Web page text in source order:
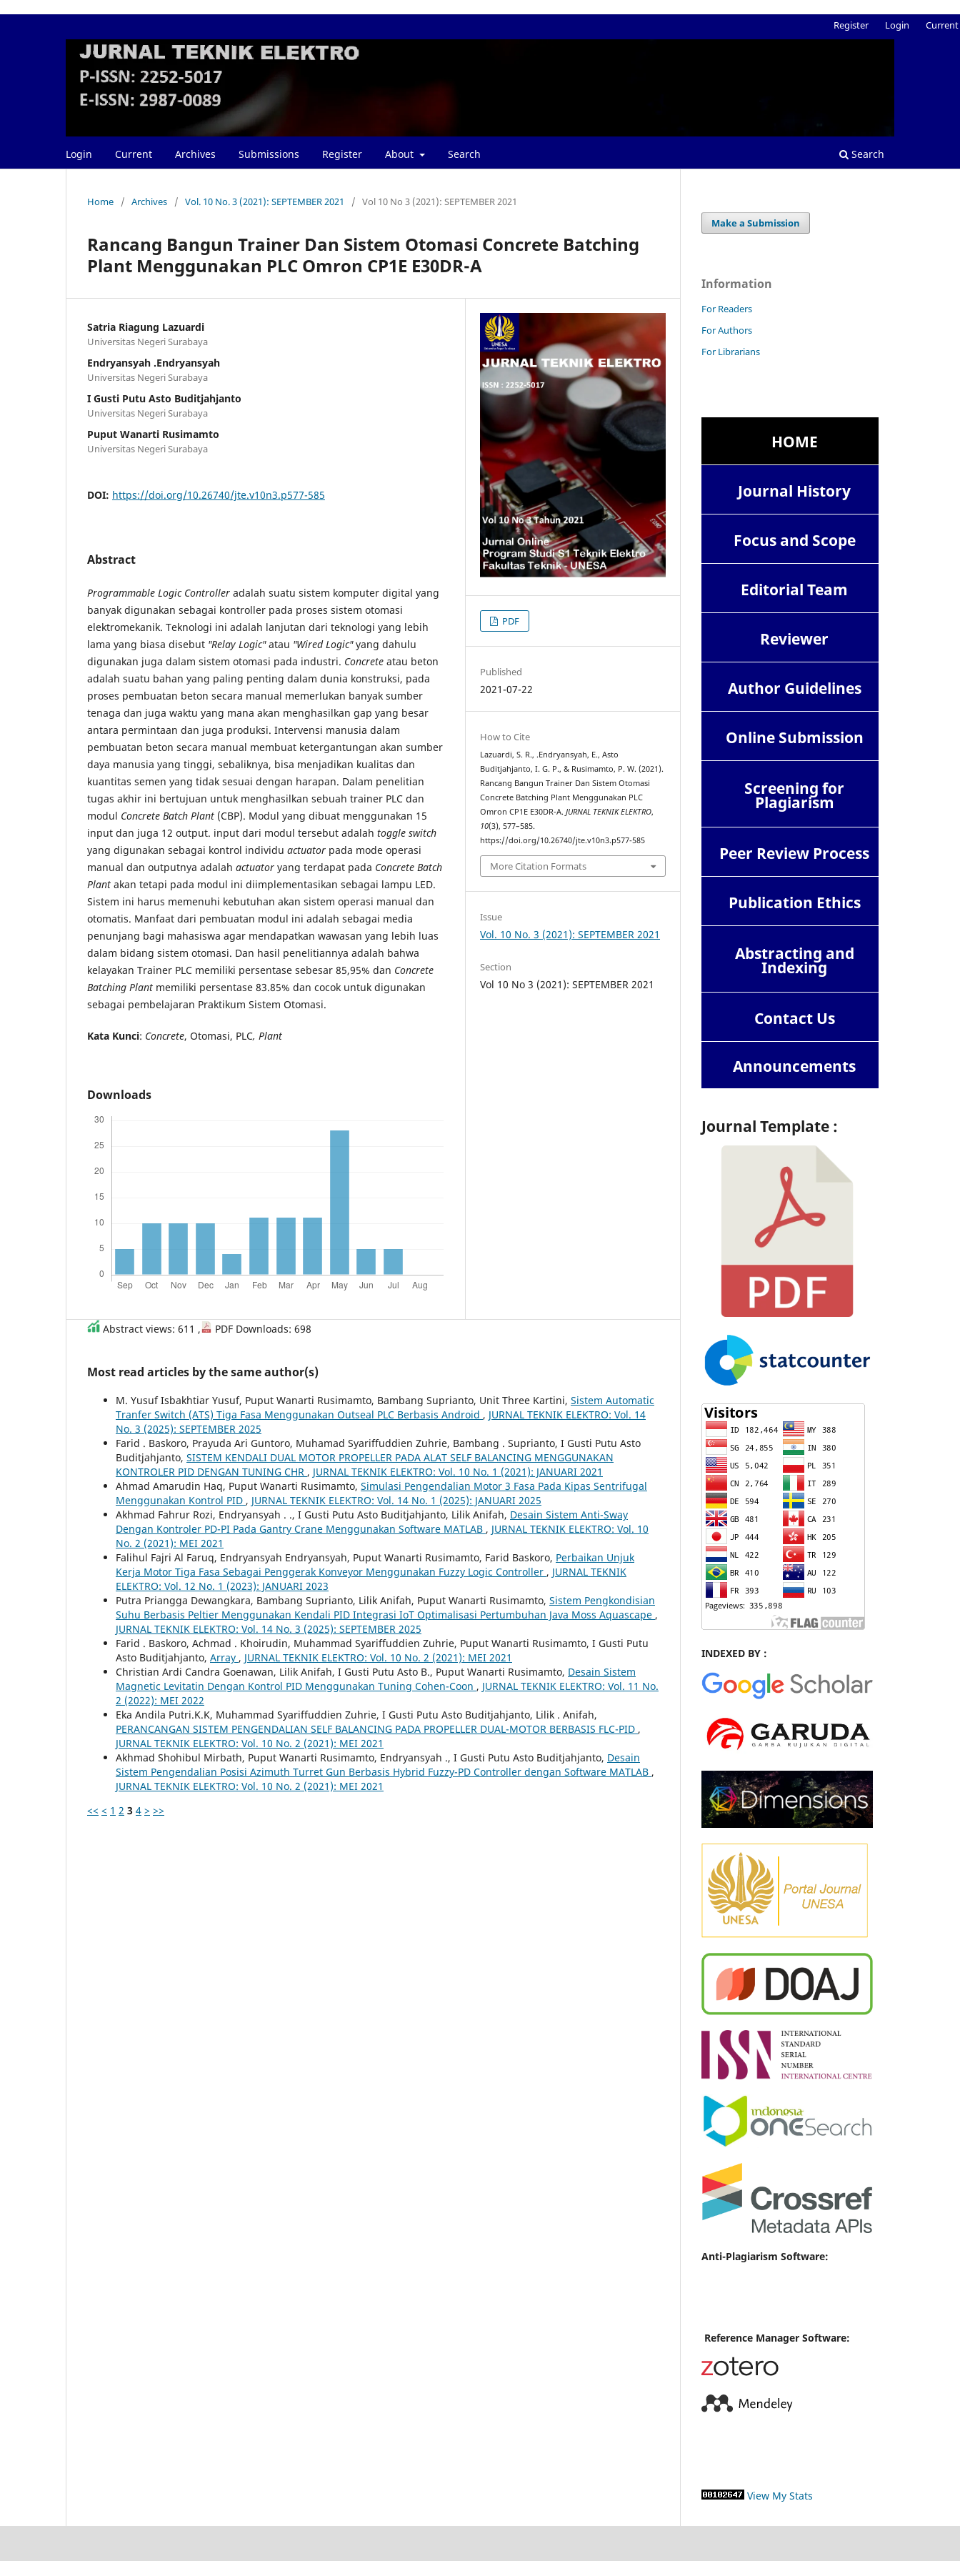
Login Current Archives Submissions Register About Search Search
Register Login Current
Home / Archives / Vol. 10 No. 3 (2021): SEPTEMBER 2021 / Vol 10 No 3 (2021): SEPTEMBER 2021
Rancang Bangun Trainer Dan Sistem Otomasi Concrete Batching
Plant Menggunakan PLC Omron CP1E E30DR-A
Satria Riagung Lazuardi
Universitas Negeri Surabaya
Endryansyah .Endryansyah
Universitas Negeri Surabaya
I Gusti Putu Asto Buditjahjanto
Universitas Negeri Surabaya
Puput Wanarti Rusimamto
Universitas Negeri Surabaya
DOI: https://doi.org/10.26740/jte.v10n3.p577-585
Abstract
Programmable Logic Controller adalah suatu sistem komputer digital yang
banyak digunakan sebagai kontroller pada proses sistem otomasi
elektromekanik. Teknologi ini adalah lanjutan dari teknologi yang lebih
lama yang biasa disebut "Relay Logic"atau "Wired Logic"yang dahulu
digunakan juga dalam sistem otomasi pada industri. Concrete atau beton
adalah suatu bahan yang paling penting dalam dunia konstruksi, pada
proses pembuatan beton secara manual memerlukan banyak sumber
tenaga dan juga waktu yang mana akan menghasilkan gap yang besar
antara permintaan dan juga produksi. Intervensi manusia dalam
pembuatan beton secara manual membuat ketergantungan akan sumber
daya manusia yang tinggi, sebaliknya, bisa menjadikan kualitas dan
kuantitas semen yang tidak sesuai dengan harapan. Dalam penelitian
tugas akhir ini bertujuan untuk menghasilkan sebuah trainer PLC dan
modul Concrete Batch Plant (CBP). Modul yang dibuat menggunakan 15
input dan juga 12 output. input dari modul tersebut adalah toggle switch
yang digunakan sebagai kontrol individu actuator pada mode operasi
manual dan outputnya adalah actuator yang terdapat pada Concrete Batch
Plant akan tetapi pada modul ini diimplementasikan sebagai lampu LED.
Sistem ini harus memenuhi kebutuhan akan sistem operasi manual dan
otomatis. Manfaat dari pembuatan modul ini adalah sebagai media
penunjang bagi mahasiswa agar mendapatkan wawasan yang lebih luas
dalam bidang sistem otomasi. Dan hasil penelitiannya adalah bahwa
kelayakan Trainer PLC memiliki persentase sebesar 85,95% dan Concrete
Batching Plant memiliki persentase 83.85% dan cocok untuk digunakan
sebagai pembelajaran Praktikum Sistem Otomasi.
Kata Kunci: Concrete, Otomasi, PLC, Plant
Downloads
PDF
Published
2021-07-22
How to Cite
Lazuardi, S. R., .Endryansyah, E., Asto
Buditjahjanto, I. G. P., & Rusimamto, P. W. (2021).
Rancang Bangun Trainer Dan Sistem Otomasi
Concrete Batching Plant Menggunakan PLC
Omron CP1E E30DR-A.JURNAL TEKNIK ELEKTRO,
10(3), 577–585.
https://doi.org/10.26740/jte.v10n3.p577-585
More Citation Formats
Issue
Vol. 10 No. 3 (2021): SEPTEMBER 2021
Section
Vol 10 No 3 (2021): SEPTEMBER 2021
Abstract views: 611 , PDF Downloads: 698
Most read articles by the same author(s)
M. Yusuf Isbakhtiar Yusuf, Puput Wanarti Rusimamto, Bambang Suprianto, Unit Three Kartini, Sistem Automatic
Tranfer Switch (ATS) Tiga Fasa Menggunakan Outseal PLC Berbasis Android , JURNAL TEKNIK ELEKTRO: Vol. 14
No. 3 (2025): SEPTEMBER 2025
Farid . Baskoro, Prayuda Ari Guntoro, Muhamad Syariffuddien Zuhrie, Bambang . Suprianto, I Gusti Putu Asto
Buditjahjanto, SISTEM KENDALI DUAL MOTOR PROPELLER PADA ALAT SELF BALANCING MENGGUNAKAN
KONTROLER PID DENGAN TUNING CHR , JURNAL TEKNIK ELEKTRO: Vol. 10 No. 1 (2021): JANUARI 2021
Ahmad Amarudin Haq, Puput Wanarti Rusimamto, Simulasi Pengendalian Motor 3 Fasa Pada Kipas Sentrifugal
Menggunakan Kontrol PID , JURNAL TEKNIK ELEKTRO: Vol. 14 No. 1 (2025): JANUARI 2025
Akhmad Fahrur Rozi, Endryansyah . ., I Gusti Putu Asto Buditjahjanto, Lilik Anifah, Desain Sistem Anti-Sway
Dengan Kontroler PD-PI Pada Gantry Crane Menggunakan Software MATLAB , JURNAL TEKNIK ELEKTRO: Vol. 10
No. 2 (2021): MEI 2021
Falihul Fajri Al Faruq, Endryansyah Endryansyah, Puput Wanarti Rusimamto, Farid Baskoro, Perbaikan Unjuk
Kerja Motor Tiga Fasa Sebagai Penggerak Konveyor Menggunakan Fuzzy Logic Controller , JURNAL TEKNIK
ELEKTRO: Vol. 12 No. 1 (2023): JANUARI 2023
Putra Priangga Dewangkara, Bambang Suprianto, Lilik Anifah, Puput Wanarti Rusimamto, Sistem Pengkondisian
Suhu Berbasis Peltier Menggunakan Kendali PID Integrasi IoT Optimalisasi Pertumbuhan Java Moss Aquascape ,
JURNAL TEKNIK ELEKTRO: Vol. 14 No. 3 (2025): SEPTEMBER 2025
Farid . Baskoro, Achmad . Khoirudin, Muhammad Syariffuddien Zuhrie, Puput Wanarti Rusimamto, I Gusti Putu
Asto Buditjahjanto, Array , JURNAL TEKNIK ELEKTRO: Vol. 10 No. 2 (2021): MEI 2021
Christian Ardi Candra Goenawan, Lilik Anifah, I Gusti Putu Asto B., Puput Wanarti Rusimamto, Desain Sistem
Magnetic Levitatin Dengan Kontrol PID Menggunakan Tuning Cohen-Coon , JURNAL TEKNIK ELEKTRO: Vol. 11 No.
2 (2022): MEI 2022
Eka Andila Putri.K.K, Muhammad Syariffuddien Zuhrie, I Gusti Putu Asto Buditjahjanto, Lilik . Anifah,
PERANCANGAN SISTEM PENGENDALIAN SELF BALANCING PADA PROPELLER DUAL-MOTOR BERBASIS FLC-PID ,
JURNAL TEKNIK ELEKTRO: Vol. 10 No. 2 (2021): MEI 2021
Akhmad Shohibul Mirbath, Puput Wanarti Rusimamto, Endryansyah ., I Gusti Putu Asto Buditjahjanto, Desain
Sistem Pengendalian Posisi Azimuth Turret Gun Berbasis Hybrid Fuzzy-PD Controller dengan Software MATLAB ,
JURNAL TEKNIK ELEKTRO: Vol. 10 No. 2 (2021): MEI 2021
<< < 1 2 3 4 > >>
Make a Submission
Information
For Readers
For Authors
For Librarians
HOME
Journal History
Focus and Scope
Editorial Team
Reviewer
Author Guidelines
Online Submission
Screening for
Plagiarism
Peer Review Process
Publication Ethics
Abstracting and
Indexing
ContactUs
Announcements
Journal Template :
INDEXED BY :
Anti-Plagiarism Software:
Reference Manager Software:
View My Stats